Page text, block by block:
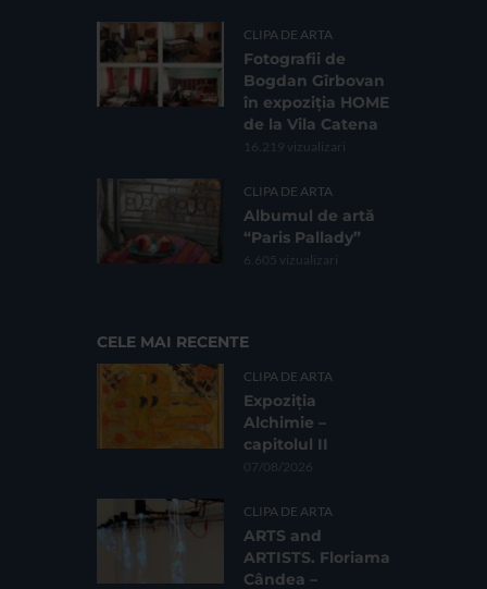
CLIPA DE ARTA
Fotografii de
Bogdan Gîrbovan
în expoziția HOME
de la Vila Catena
16.219 vizualizari
CLIPA DE ARTA
Albumul de artă
“Paris Pallady”
6.605 vizualizari
CELE MAI RECENTE
CLIPA DE ARTA
Expoziția
Alchimie –
capitolul II
07/08/2026
CLIPA DE ARTA
ARTS and
ARTISTS. Floriama
Cândea –